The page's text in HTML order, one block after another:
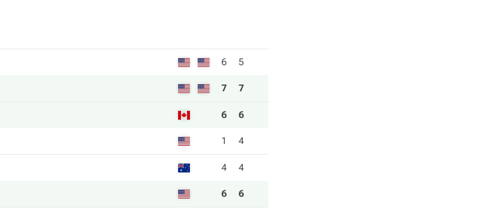
6 5
7 7
6 6
1 4
4 4
6 6